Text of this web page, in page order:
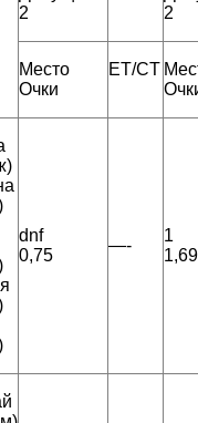
2
2
Место
Очки
ET/CT
dnf
0,75
—-
1
1,69